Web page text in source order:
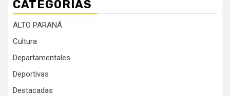
CATEGORÍAS
ALTO PARANÁ
Cultura
Departamentales
Deportivas
Destacadas